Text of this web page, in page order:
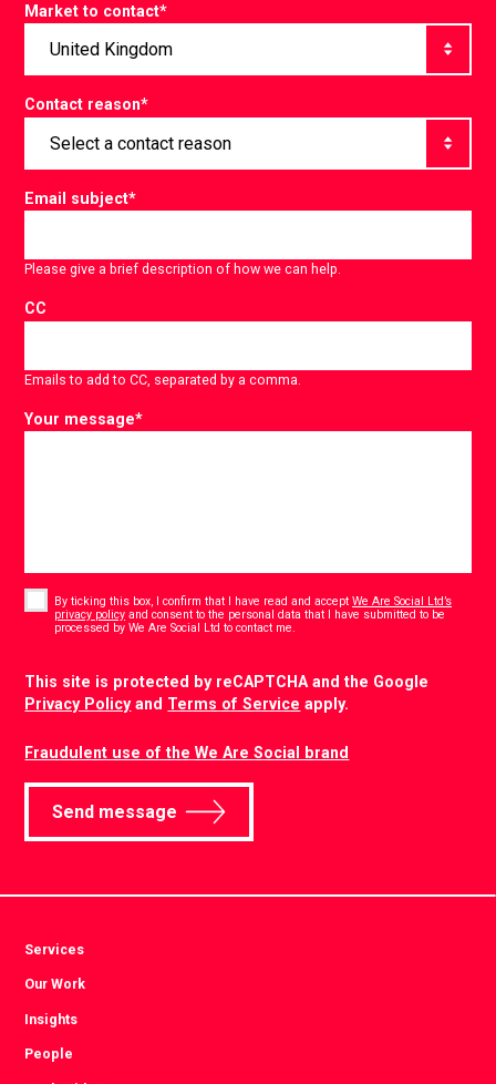
Market to contact*
Contact reason*
Email subject*
Please give a brief description of how we can help.
CC
Emails to add to CC, separated by a comma.
Your message*
By ticking this box, I confirm that I have read and acceptWe Are Social Ltd’s
privacy policy and consent to the personal data that I have submitted to be
processed by We Are Social Ltd to contact me.
This site is protected by reCAPTCHA and the Google
Privacy Policyand Terms of Service apply.
Fraudulent use of the We Are Social brand
Send message
Services
Our Work
Insights
People